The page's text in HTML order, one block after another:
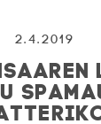
2.4.2019